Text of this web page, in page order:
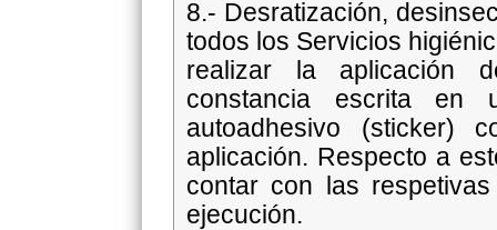
8.- Desratización,
todos los Servicios
realizar la aplicación
constancia escrita en
autoadhesivo
aplicación. Respecto a
contar con las
ejecución.